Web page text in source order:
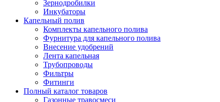
Зернодробилки
Инкубаторы
Капельный полив
Комплекты капельного полива
Фурнитура для капельного полива
Внесение удобрений
Лента капельная
Трубопроводы
Фильтры
Фитинги
Полный каталог товаров
Газонные травосмеси